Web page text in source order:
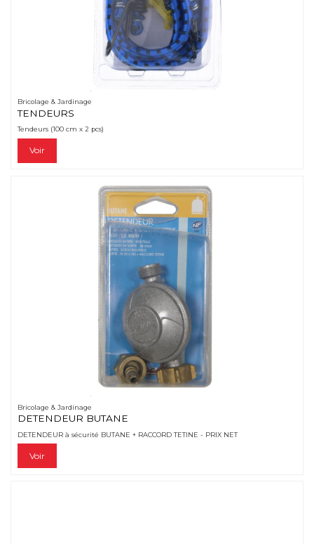
Bricolage & Jardinage
TENDEURS
Tendeurs (100 cm x 2 pcs)
Voir
Bricolage & Jardinage
DETENDEUR BUTANE
DETENDEUR à sécurité BUTANE + RACCORD TETINE - PRIX NET
Voir